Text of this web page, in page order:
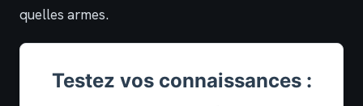
quelles armes.
Testez vos connaissances :